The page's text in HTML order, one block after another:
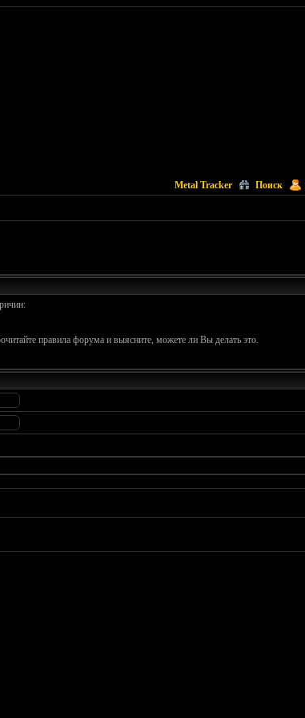
Metal Tracker Поиск
правила форума и выясните, можете ли Вы делать это.